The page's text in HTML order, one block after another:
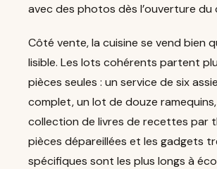
avec des photos dès l’ouverture du
Côté vente, la cuisine se vend bien
lisible. Les lots cohérents partent
pièces seules : un service de six
complet, un lot de douze
collection de livres de recettes par
pièces dépareillées et les gadgets
spécifiques sont les plus longs à